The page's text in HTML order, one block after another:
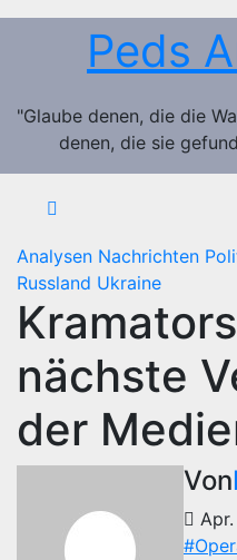
Zum
Peds
"Glaube denen, die die
denen, die sie
Analysen Nachrichten
Russland Ukraine
nächste
der
Von